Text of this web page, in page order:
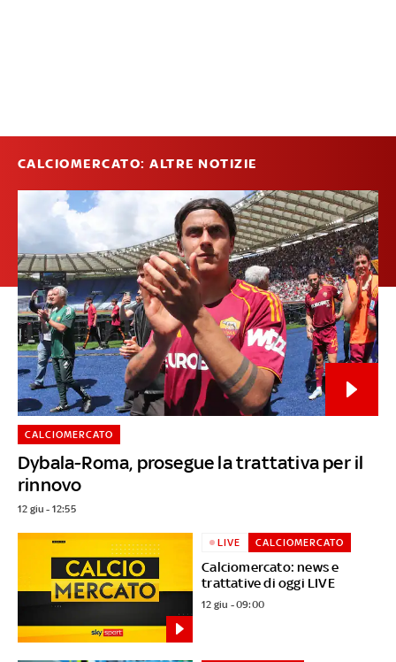
CALCIOMERCATO: ALTRE NOTIZIE
Dybala-Roma, prosegue la trattativa per il
rinnovo
CALCIOMERCATO
12 giu - 12:55
Calciomercato: news e
trattative di oggi LIVE
LIVE CALCIOMERCATO
12 giu - 09:00